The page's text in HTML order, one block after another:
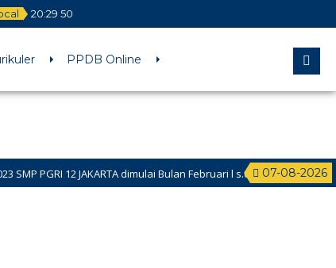
20:29 50
PPDB Online
07-08-2026
PGRI 12 JAKARTA dimulai Bulan Februari l s.d. Juli 2022 Link PPDB